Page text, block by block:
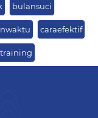
bulansuci
caraefektif